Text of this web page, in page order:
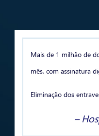
Mais de 1 milhão de
mês, com assinatura
Eliminação dos
–